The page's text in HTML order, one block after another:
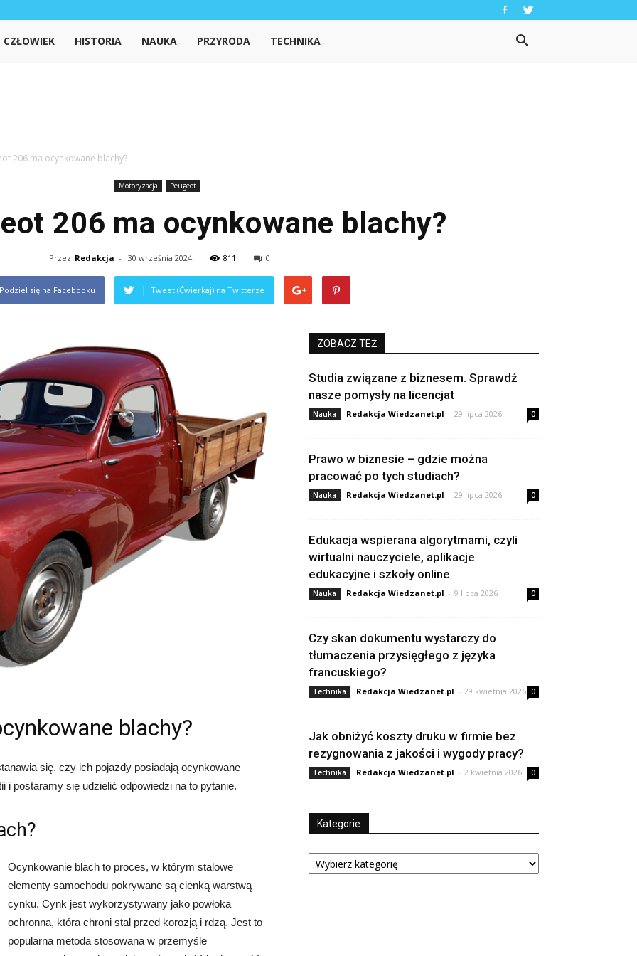
CZŁOWIEK HISTORIA NAUKA PRZYRODA TECHNIKA
206 ma ocynkowane blachy?
Motoryzacja Peugeot
206 ma ocynkowane blachy?
Przez Redakcja - 30 września 2024 811 0
się na Facebooku Tweet (Ćwierkaj) na Twitterze
blachy?
się, czy ich pojazdy posiadają ocynkowane
postaramy się udzielić odpowiedzi na to pytanie.
Ocynkowanie blach to proces, w którym stalowe
elementy samochodu pokrywane są cienką warstwą
cynku. Cynk jest wykorzystywany jako powłoka
ochronna, która chroni stal przed korozją i rdzą. Jest to
popularna metoda stosowana w przemyśle
ZOBACZ TEŻ
Studia związane z biznesem. Sprawdź
nasze pomysły na licencjat
Nauka Redakcja Wiedzanet.pl - 29 lipca 2026 0
Prawo w biznesie – gdzie można
pracować po tych studiach?
Nauka Redakcja Wiedzanet.pl - 29 lipca 2026 0
Edukacja wspierana algorytmami, czyli
wirtualni nauczyciele, aplikacje
edukacyjne i szkoły online
Nauka Redakcja Wiedzanet.pl - 9 lipca 2026 0
Czy skan dokumentu wystarczy do
tłumaczenia przysięgłego z języka
francuskiego?
Technika Redakcja Wiedzanet.pl - 29 kwietnia 2026 0
Jak obniżyć koszty druku w firmie bez
rezygnowania z jakości i wygody pracy?
Technika Redakcja Wiedzanet.pl - 2 kwietnia 2026 0
Kategorie
Kategorie